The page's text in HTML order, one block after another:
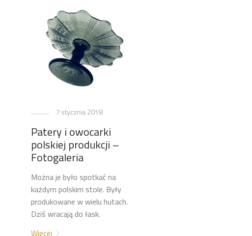
7 stycznia 2018
Patery i owocarki
polskiej produkcji –
Fotogaleria
Można je było spotkać na
każdym polskim stole. Były
produkowane w wielu hutach.
Dziś wracają do łask.
Więcej